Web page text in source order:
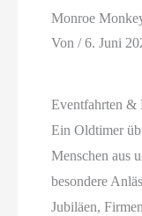
Monroe
Von/6. Juni
Eventfahrten &
Ein Oldtimer
Menschen aus
besondere
Jubiläen,